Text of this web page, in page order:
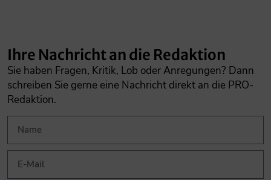
Ihre Nachricht an die Redaktion
Sie haben Fragen, Kritik, Lob oder Anregungen? Dann
schreiben Sie gerne eine Nachricht direkt an die PRO-
Redaktion.